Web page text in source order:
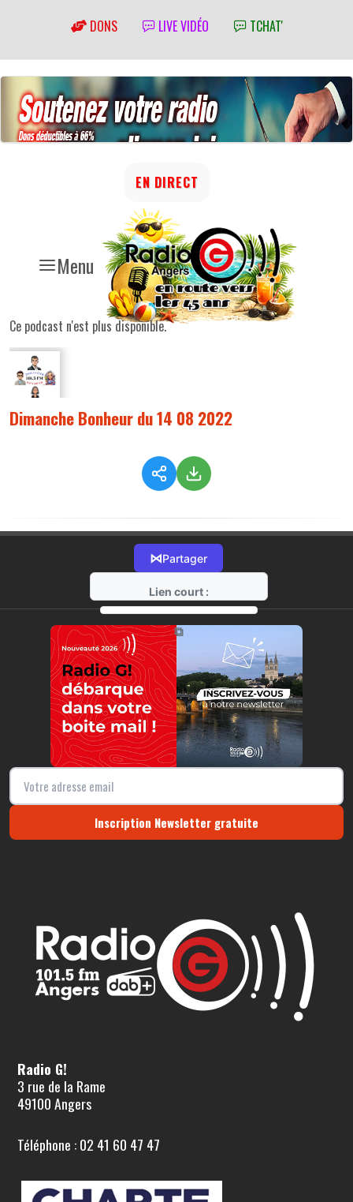
DONS LIVE VIDÉO TCHAT'
Menu
EN DIRECT
Ce podcast n'est plus disponible.
Dimanche Bonheur du 14 08 2022
⋈Partager
Lien court :
https://radio-g.fr?9249
⧉
Inscription Newsletter gratuite
Radio G!
3 rue de la Rame
49100 Angers
Téléphone : 02 41 60 47 47